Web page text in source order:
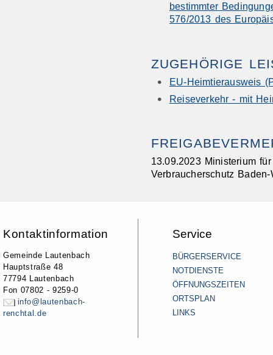
bestimmter
576/2013 des
ZUGEHÖRIGE
EU-Heimtierausweis
Reiseverkehr - mit
13.09.2023 Ministerium
Verbraucherschutz Baden-
Kontaktinformation
Gemeinde Lautenbach
Hauptstraße 48
77794 Lautenbach
Fon 07802 - 9259-0
info@lautenbach-
renchtal.de
Service
BÜRGERSERVICE
NOTDIENSTE
ÖFFNUNGSZEITEN
ORTSPLAN
LINKS